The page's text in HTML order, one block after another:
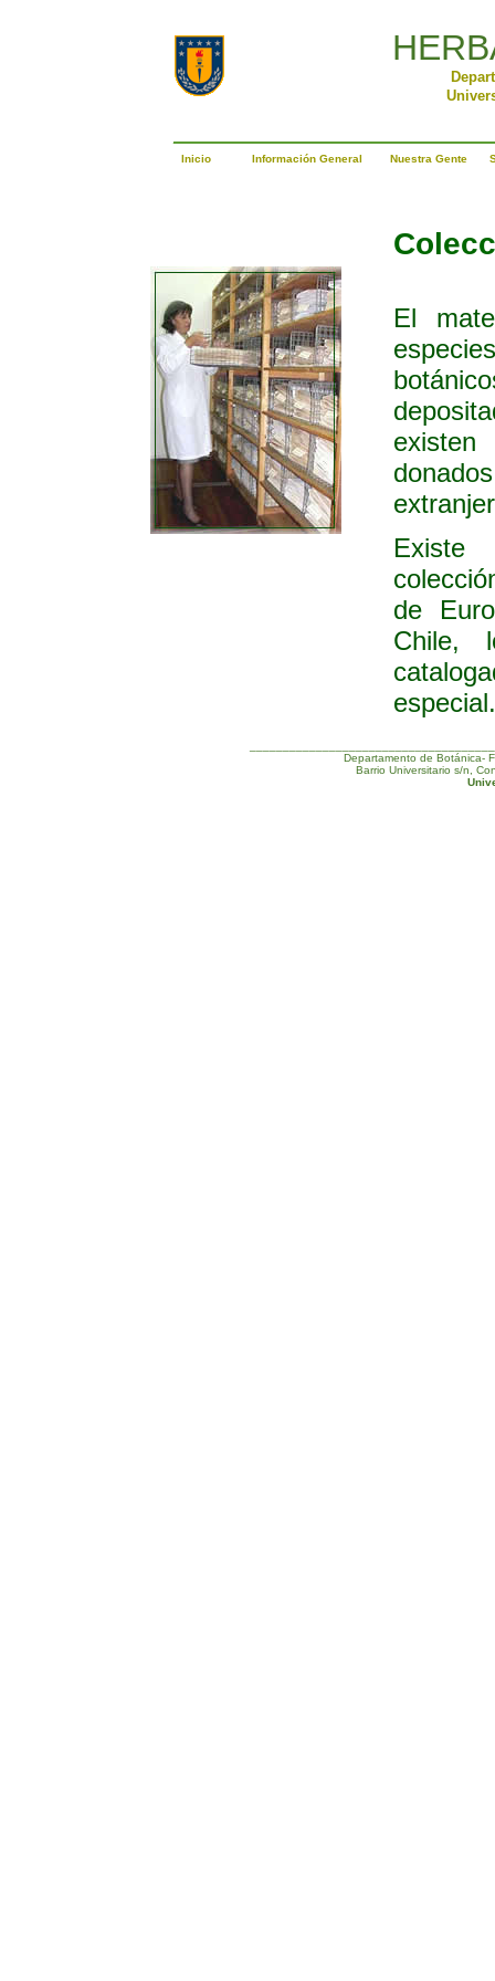
Inicio Información General Nuestra Gente
El
Existe
de
Chile,
especial.
Departamento de Botánica-
Barrio Universitario s/n,